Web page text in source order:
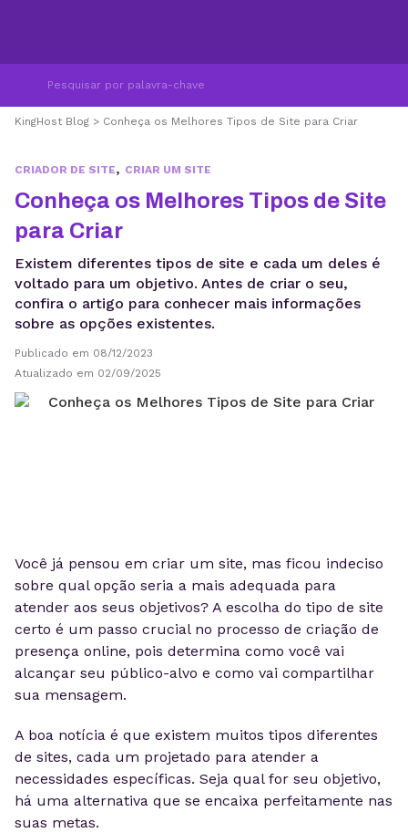
KingHost Blog > Conheça os Melhores Tipos de Site para Criar
CRIADOR DE SITE, CRIAR UM SITE
Conheça os Melhores Tipos de Site
para Criar
Existem diferentes tipos de site e cada um deles é
voltado para um objetivo. Antes de criar o seu,
confira o artigo para conhecer mais informações
sobre as opções existentes.
Publicado em 08/12/2023
Atualizado em 02/09/2025
Você já pensou em criar um site, mas ficou indeciso
sobre qual opção seria a mais adequada para
atender aos seus objetivos? A escolha do tipo de site
certo é um passo crucial no processo de criação de
presença online, pois determina como você vai
alcançar seu público-alvo e como vai compartilhar
sua mensagem.
A boa notícia é que existem muitos tipos diferentes
de sites, cada um projetado para atender a
necessidades específicas. Seja qual for seu objetivo,
há uma alternativa que se encaixa perfeitamente nas
suas metas.